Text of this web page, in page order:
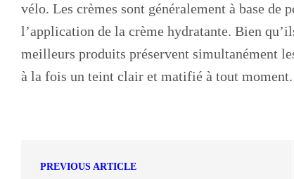
vélo. Les crèmes sont généralement à base de
l’application de la crème hydratante. Bien
meilleurs produits préservent simultanément
à la fois un teint clair et matifié à tout moment.
PREVIOUS ARTICLE